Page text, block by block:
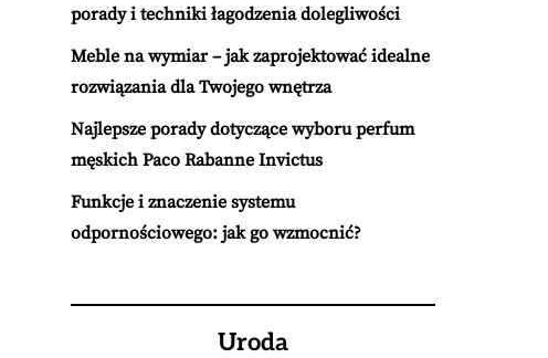
porady i techniki łagodzenia dolegliwości
Meble na wymiar – jak zaprojektować idealne
rozwiązania dla Twojego wnętrza
Najlepsze porady dotyczące wyboru perfum
męskich Paco Rabanne Invictus
Funkcje i znaczenie systemu
odpornościowego: jak go wzmocnić?
Uroda